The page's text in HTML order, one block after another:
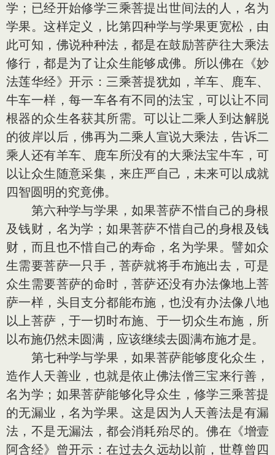
学；已经开始修学三乘菩提出世间法的人，名为
学果。这样定义，比第四种学与学果更宽松，由
此可知，佛说种种法，都是在鼓励菩萨往大乘法
修行，都是为了让众生能够成佛。所以佛在《妙
法莲华经》开示：三乘菩提犹如，羊车、鹿车、
牛车一样，每一车各有不同的法宝，可以让不同
根器的众生各获其所需。可以让二乘人到达解脱
的彼岸以后，佛再为二乘人宣说大乘法，告诉二
乘人还有羊车、鹿车所没有的大乘法宝牛车，可
以让众生随意采集，来庄严自己，未来可以成就
四智圆明的究竟佛。
第六种学与学果，如果菩萨不惜自己的身根
及钱财，名为学；如果菩萨不惜自己的身根及钱
财，而且也不惜自己的寿命，名为学果。譬如众
生需要菩萨一只手，菩萨就将手布施出去，可是
众生需要菩萨的命时，菩萨还没有办法像地上菩
萨一样，头目支分都能布施，也没有办法像八地
以上菩萨，于一切时布施、于一切众生布施，所
以布施仍然未圆满，应该继续去圆满布施才是。
第七种学与学果，如果菩萨能够度化众生，
造作人天善业，也就是依止佛法僧三宝来行善，
名为学；如果菩萨能够化导众生，修学三乘菩提
的无漏业，名为学果。这是因为人天善法是有漏
法，不是无漏法，都会消耗殆尽的。佛在《增壹
阿含经》曾开示：在过去久远劫以前，世尊曾四